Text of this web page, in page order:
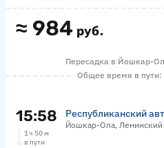
≈ 984 руб.
Пересадка в Йошкар-
Общее время в пути:
15:58 Республиканский
Йошкар-Ола, Ленинский
1 ч 50 м
в пути